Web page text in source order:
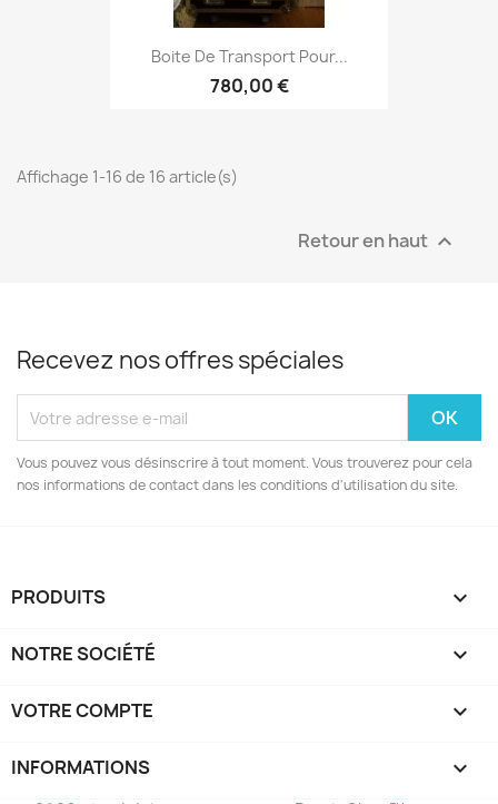
Boite De Transport Pour...
780,00 €
Affichage 1-16 de 16 article(s)
Retour en haut 
Recevez nos offres spéciales
Vous pouvez vous désinscrire à tout moment. Vous trouverez pour cela
nos informations de contact dans les conditions d'utilisation du site.
PRODUITS 
NOTRE SOCIÉTÉ 
VOTRE COMPTE 
INFORMATIONS keyboard_arrow_down